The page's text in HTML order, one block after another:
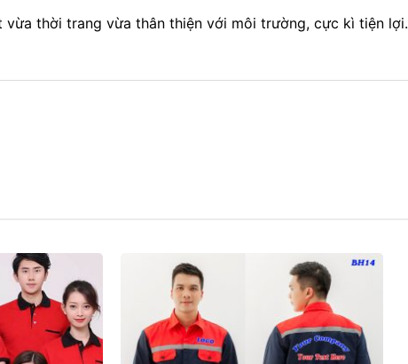
thời trang vừa thân thiện với môi trường, cực kì tiện lợi.